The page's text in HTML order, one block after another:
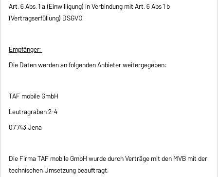
Art. 6 Abs. 1 a (Einwilligung) in Verbindung mit Art. 6 Abs 1 b
(Vertragserfüllung) DSGVO
Empfänger:
Die Daten werden an folgenden Anbieter weitergegeben:
TAF mobile GmbH
Leutragraben 2-4
07743 Jena
Die Firma TAF mobile GmbH wurde durch Verträge mit den MVB mit der
technischen Umsetzung beauftragt.